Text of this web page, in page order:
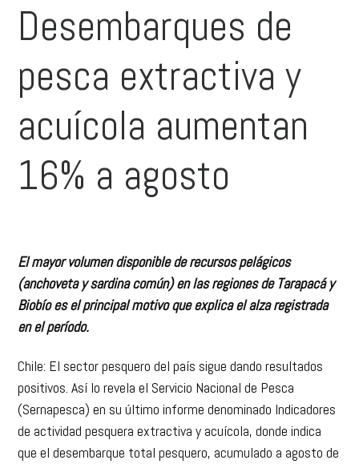
Desembarques de
pesca extractiva y
acuícola aumentan
16% a agosto
El mayor volumen disponible de recursos pelágicos
(anchoveta y sardina común) en las regiones de Tarapacá y
Biobío es el principal motivo que explica el alza registrada
en el período.
Chile: El sector pesquero del país sigue dando resultados
positivos. Así lo revela el Servicio Nacional de Pesca
(Sernapesca) en su último informe denominado Indicadores
de actividad pesquera extractiva y acuícola, donde indica
que el desembarque total pesquero, acumulado a agosto de